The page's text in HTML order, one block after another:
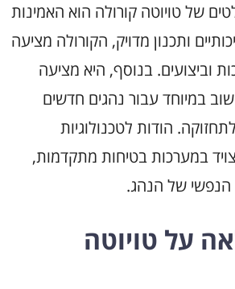
של טויוטה קורולה הוא האמינות
ותכנון מדויק, הקורולה מציעה
וביצועים. בנוסף, היא מציעה
במיוחד עבור נהגים חדשים
הודות לטכנולוגיות
במערכות בטיחות מתקדמות,
של הנהג.
על טויוטה